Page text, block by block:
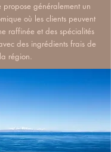
propose généralement un
où les clients peuvent
raffinée et des spécialités
des ingrédients frais de
la région.